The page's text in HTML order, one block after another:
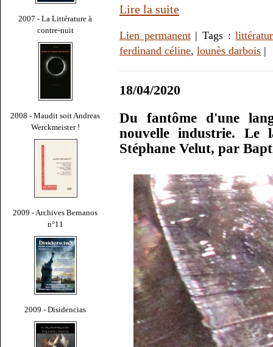
2007 - La Littérature à
contre-nuit
2008 - Maudit soit Andreas
Werckmeister !
2009 - Archives Bernanos
n°11
2009 - Disidencias
Lire la suite
Lien permanent| Tags :
ferdinand céline, lounès darbois |
18/04/2020
Du fantôme d'une
nouvelle industrie. Le
Stéphane Velut, par